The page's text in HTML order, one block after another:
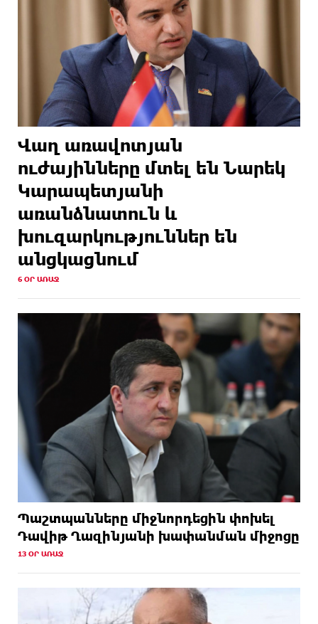
Վաղ առավոտյան
ուժայինները մտել են Նարեկ
Կարապետյանի
առանձնատուն և
խուզարկություններ են
անցկացնում
6 ՕՐ ԱՌԱՋ
Պաշտպանները միջնորդեցին փոխել
Դավիթ Ղազինյանի խափանման միջոցը
13 ՕՐ ԱՌԱՋ